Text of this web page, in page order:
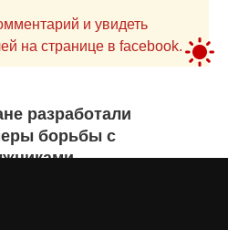
и увидеть
на странице в facebook.
разработали
борьбы с